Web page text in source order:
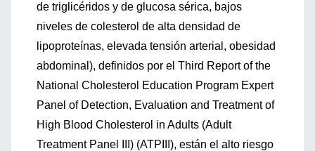
de triglicéridos y de glucosa sérica, bajos
niveles de colesterol de alta densidad de
lipoproteínas, elevada tensión arterial, obesidad
abdominal), definidos por el Third Report of the
National Cholesterol Education Program Expert
Panel of Detection, Evaluation and Treatment of
High Blood Cholesterol in Adults (Adult
Treatment Panel III) (ATPIII), están el alto riesgo